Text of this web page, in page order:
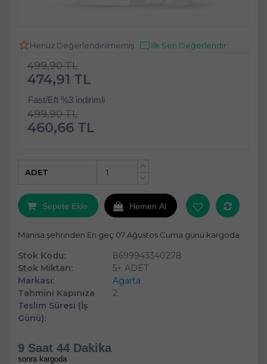
Henüz Değerlendirilmemiş İlk Sen Değerlendir
499,90 TL
474,91 TL
Fast/Eft %3 indirimli
499,90 TL
460,66 TL
+
ADET
Sepete Ekle Hemen Al
Manisa şehrinden En geç 07 Ağustos Cuma günü kargoda
Stok Kodu:
8699943340278
Stok Miktarı:
5+ ADET
Markası:
Agarta
Tahmini Kapınıza
Teslim Süresi (İş
Günü):
2
9 Saat 44 Dakika
sonra kargoda